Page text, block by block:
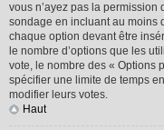
vous n’ayez pas la
sondage en incluant au moins
chaque option devant être
le nombre d’options que les
vote, le nombre des « Options
spécifier une limite de temps
modifier leurs votes.
Haut